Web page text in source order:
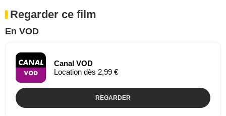
Regarder ce film
En VOD
Canal VOD
Location dès 2,99 €
REGARDER